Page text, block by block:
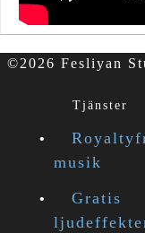
©2026 Fesliyan
Tjänster
musik
Gratis